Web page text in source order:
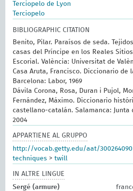
Terciopelo de Lyon
Terciopelo
BIBLIOGRAPHIC CITATION
Benito, Pilar. Paraísos de seda.
casas del Príncipe en los Reales
Escorial. València: Universitat de
Casa Aruta, Francisco. Diccionario
Barcelona: Labor, 1969
Dávila Corona, Rosa, Duran i Pujol,
Fernández, Máximo. Diccionario
castellano-catalán. Salamanca: Junta
2004
APPARTIENE AL GRUPPO
http://vocab.getty.edu/aat/300264090
techniques >twill
IN ALTRE LINGUE
Sergé (armure)